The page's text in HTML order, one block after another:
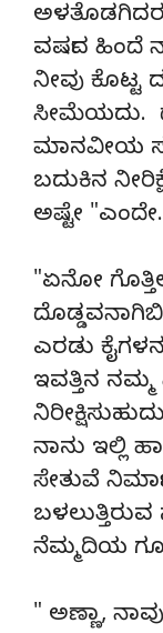
ವರ್ಷದ ಹಿಂದೆ
ನೀವು
ಸೀಮೆಯದು.
ಮಾನವೀಯ
ಬದುಕಿನ
ಅಷ್ಟೇ
"ಏನೋ
ಎರಡು
ಇವತ್ತಿನ
ನಾನು ಇಲ್ಲಿ
ಸೇತುವೆ
ನೆಮ್ಮದಿಯ
" ಅಣ್ಣಾ,